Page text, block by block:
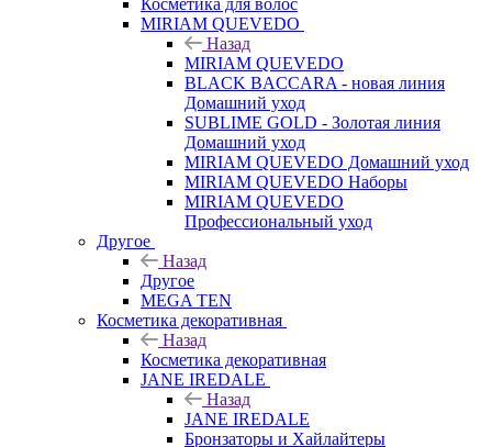
Косметика для волос
MIRIAM QUEVEDO
Назад
MIRIAM QUEVEDO
BLACK BACCARA - новая линия
Домашний уход
SUBLIME GOLD - Золотая линия
Домашний уход
MIRIAM QUEVEDO Домашний уход
MIRIAM QUEVEDO Наборы
MIRIAM QUEVEDO
Профессиональный уход
Другое
Назад
Другое
MEGA TEN
Косметика декоративная
Назад
Косметика декоративная
JANE IREDALE
Назад
JANE IREDALE
Бронзаторы и Хайлайтеры